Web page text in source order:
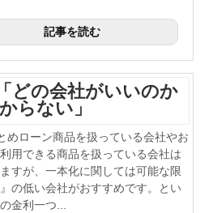
記事を読む
どの会社がいいのか
らない」
めローン商品を扱っている会社やお
用できる商品を扱っている会社は
すが、一本化に関しては可能な限
の低い会社がおすすめです。とい
金利一つ...